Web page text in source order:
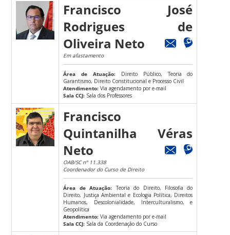
Francisco José
Rodrigues de
Oliveira Neto
Em afastamento
Área de Atuação: Direito Público, Teoria do
Garantismo, Direito Constitucional e Processo Civil
Atendimento: Via agendamento por e-mail
Sala CCJ: Sala dos Professores
Francisco
Quintanilha Véras
Neto
OAB/SC nº 11.338
Coordenador do Curso de Direito
Área de Atuação: Teoria do Direito, Filosofia do
Direito, Justiça Ambiental e Ecologia Política, Direitos
Humanos, Descolonialidade, Interculturalismo, e
Geopolítica
Atendimento: Via agendamento por e-mail
Sala CCJ: Sala da Coordenação do Curso